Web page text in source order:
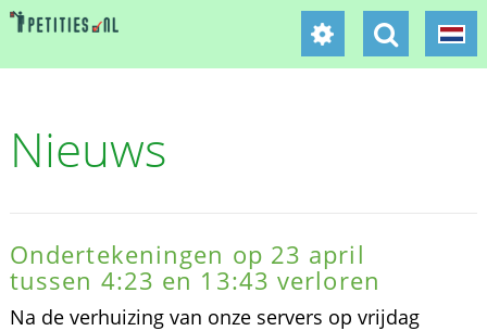
Nieuws
Ondertekeningen op 23 april
tussen 4:23 en 13:43 verloren
Na de verhuizing van onze servers op vrijdag